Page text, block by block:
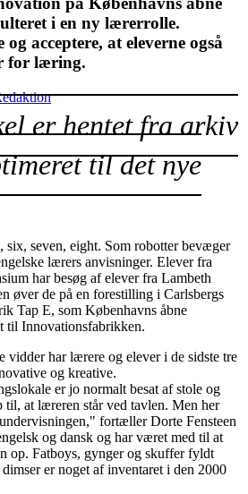
i en ny lærerrolle.
acceptere, at eleverne også
for læring.
er hentet fra arkiv
til det nye
seven, eight. Som robotter bevæger
lærers anvisninger. Elever fra
har besøg af elever fra Lambeth
øver de på en forestilling i Carlsbergs
Tap E, som Københavns åbne
til Innovationsfabrikken.
vidder har lærere og elever i de sidste tre
og kreative.
er jo normalt besat af stole og
til, at læreren står ved tavlen. Men her
fortæller Dorte Fensteen
og dansk og har været med til at
op. Fatboys, gynger og skuffer fyldt
er noget af inventaret i den 2000